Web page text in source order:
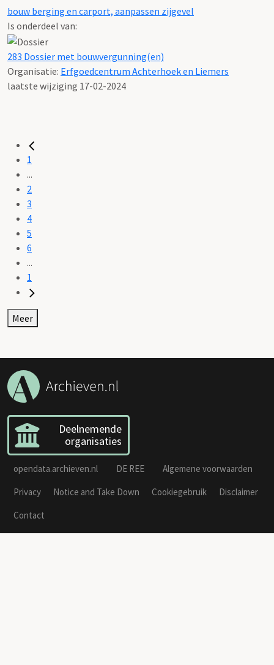
bouw berging en carport, aanpassen zijgevel
Is onderdeel van:
283 Dossier met bouwvergunning(en)
Organisatie: Erfgoedcentrum Achterhoek en Liemers
laatste wijziging 17-02-2024
1
...
2
3
4
5
6
...
1
Meer
Deelnemende
organisaties
opendata.archieven.nl DE REE
Algemene voorwaarden
Privacy
Notice and Take Down Cookiegebruik
Disclaimer
Contact